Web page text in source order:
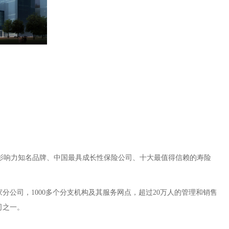
力知名品牌、中国最具成长性保险公司、十大最值得信赖的寿险
公司，1000多个分支机构及其服务网点，超过20万人的管理和销售
一。